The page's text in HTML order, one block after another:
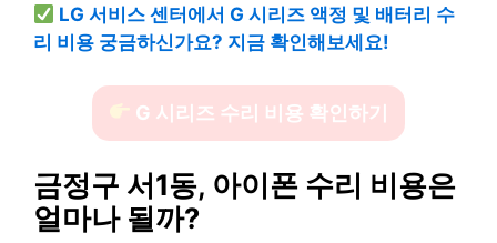
LG 서비스 센터에서 G 시리즈 액정 및 배터리 수
리 비용 궁금하신가요? 지금 확인해보세요!
G 시리즈 수리 비용 확인하기
금정구 서1동, 아이폰 수리 비용은
얼마나 될까?